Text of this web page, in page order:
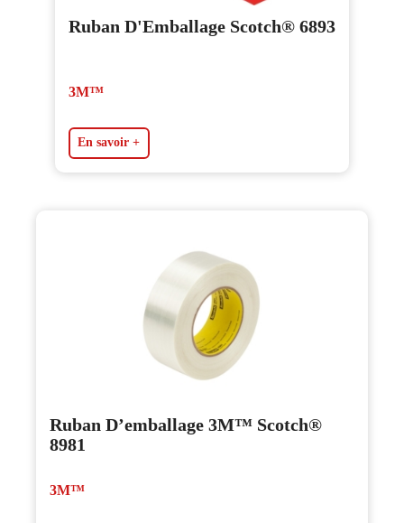
Ruban D'Emballage Scotch® 6893
3M™
En savoir +
Ruban D’emballage 3M™ Scotch®
8981
3M™